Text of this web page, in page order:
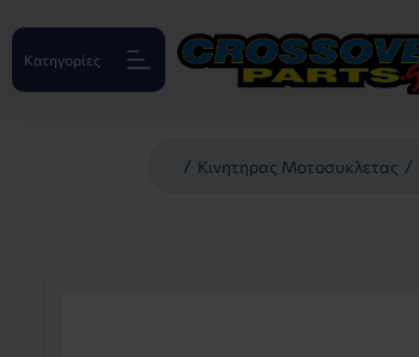
Κατηγορίες
Κινητηρας Μοτοσυκλετας